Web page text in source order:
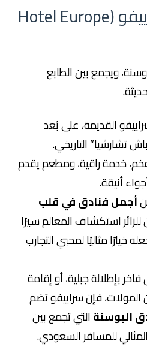
فندق أوروبا سراييفو (Hotel Europe
ويجمع بين الطابع
القديمة، على بُعد
التاريخي.
خدمة راقية، ومطعم يقدم
أنيقة.
أجمل فنادق في قلب
استكشاف المعالم سيرًا
خيارًا مثاليًا لمحبي التجارب
بإطلالة جبلية، أو إقامة
فإن سراييفو تضم
البوسنةالتي تجمع بين
للمسافر السعودي.